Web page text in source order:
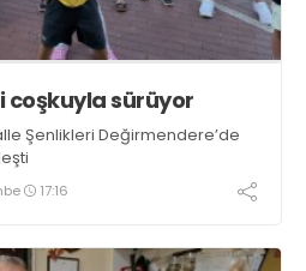
coşkuyla sürüyor
Şenlikleri Değirmendere’de
17:16